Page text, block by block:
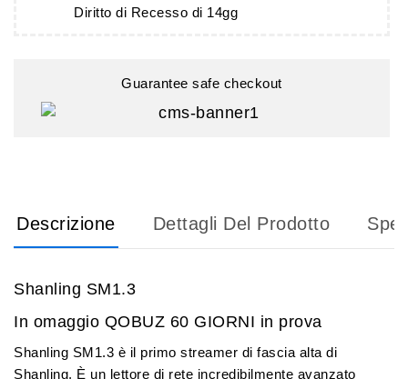
Diritto di Recesso di 14gg
Guarantee safe checkout
Descrizione Dettagli Del Prodotto
Shanling SM1.3
In omaggio QOBUZ 60 GIORNI in prova
Shanling SM1.3 è il primo streamer di fascia alta di
Shanling. È un lettore di rete incredibilmente avanzato